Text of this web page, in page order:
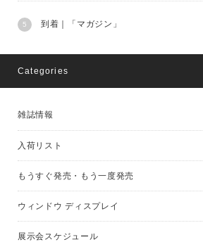
到着｜「マガジン」
Categories
雑誌情報
入荷リスト
もうすぐ発売・もう一度発売
ウィンドウ ディスプレイ
展示会スケジュール